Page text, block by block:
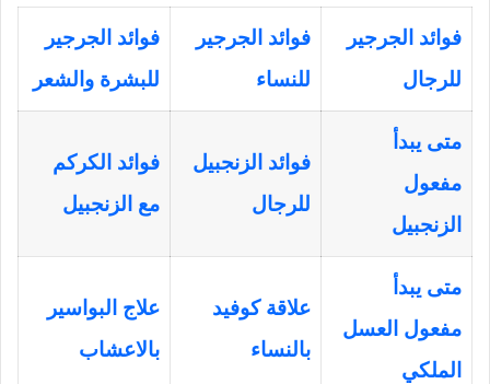
فوائد الجرجير
للرجال
فوائد الجرجير
للنساء
فوائد الجرجير
للبشرة والشعر
متى يبدأ
مفعول
الزنجبيل
فوائد الزنجبيل
للرجال
فوائد الكركم
مع الزنجبيل
متى يبدأ
مفعول العسل
الملكي
علاقة كوفيد
بالنساء
علاج البواسير
بالاعشاب